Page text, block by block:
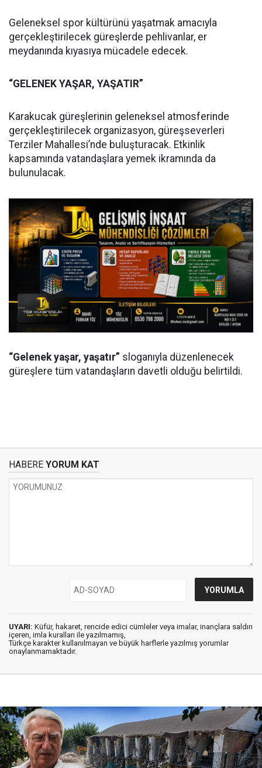
Geleneksel spor kültürünü yaşatmak amacıyla
gerçekleştirilecek güreşlerde pehlivanlar, er
meydanında kıyasıya mücadele edecek.
“GELENEK YAŞAR, YAŞATIR”
Karakucak güreşlerinin geleneksel atmosferinde
gerçekleştirilecek organizasyon, güreşseverleri
Terziler Mahallesi’nde buluşturacak. Etkinlik
kapsamında vatandaşlara yemek ikramında da
bulunulacak.
“Gelenek yaşar, yaşatır” sloganıyla düzenlenecek
güreşlere tüm vatandaşların davetli olduğu belirtildi.
HABERE YORUM KAT
UYARI: Küfür, hakaret, rencide edici cümleler veya imalar, inançlara saldırı
içeren, imla kuralları ile yazılmamış,
Türkçe karakter kullanılmayan ve büyük harflerle yazılmış yorumlar
onaylanmamaktadır.